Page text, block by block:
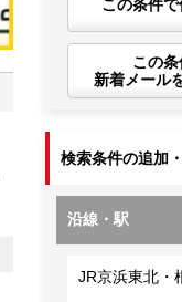
この条件
この
新着メール
検索条件の追加
沿線・駅
JR京浜東北・